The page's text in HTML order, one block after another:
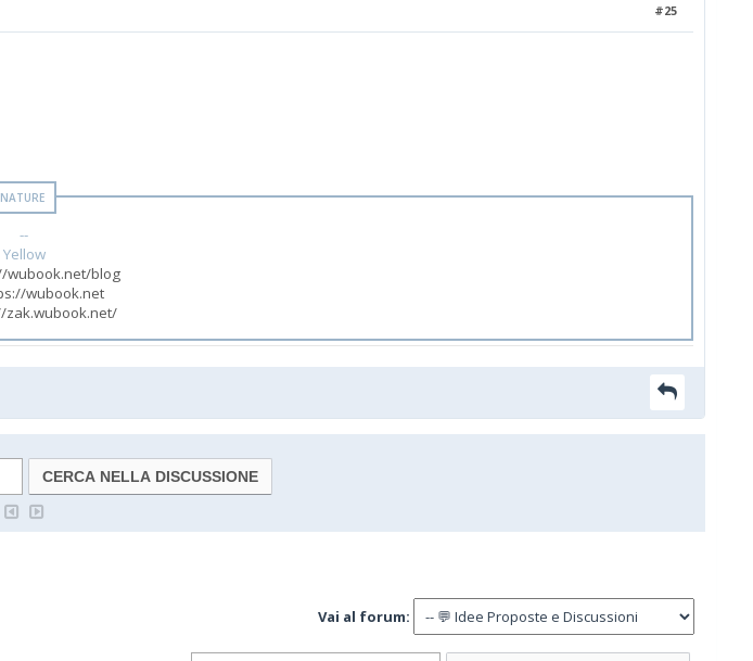
#25
--
Yellow
wubook.net/blog
wubook.net
zak.wubook.net/
Vai al forum: